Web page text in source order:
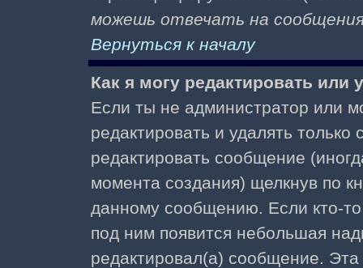
можешь отвечать на
Вернуться к началу
Как я могу редактировать или
Если ты не администратор или
редактировать и удалять
редактировать сообщение
момента создания) щелкнув по
данному сообщению. Если кто-
под ним появится небольшая
редактировал(а) сообщение. Эта